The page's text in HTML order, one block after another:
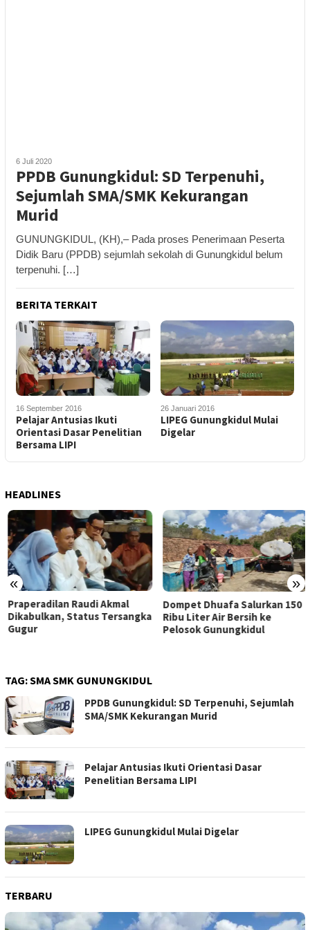
6 Juli 2020
PPDB Gunungkidul: SD Terpenuhi,
Sejumlah SMA/SMK Kekurangan
Murid
GUNUNGKIDUL, (KH),– Pada proses Penerimaan Peserta
Didik Baru (PPDB) sejumlah sekolah di Gunungkidul belum
terpenuhi. […]
BERITA TERKAIT
16 September 2016
Pelajar Antusias Ikuti
Orientasi Dasar Penelitian
Bersama LIPI
26 Januari 2016
LIPEG Gunungkidul Mulai
Digelar
HEADLINES
« »
Praperadilan Raudi Akmal
Dikabulkan, Status Tersangka
Gugur
Dompet Dhuafa Salurkan 150
Ribu Liter Air Bersih ke
Pelosok Gunungkidul
TAG:SMA SMK GUNUNGKIDUL
PPDB Gunungkidul: SD Terpenuhi, Sejumlah
SMA/SMK Kekurangan Murid
Pelajar Antusias Ikuti Orientasi Dasar
Penelitian Bersama LIPI
LIPEG Gunungkidul Mulai Digelar
TERBARU